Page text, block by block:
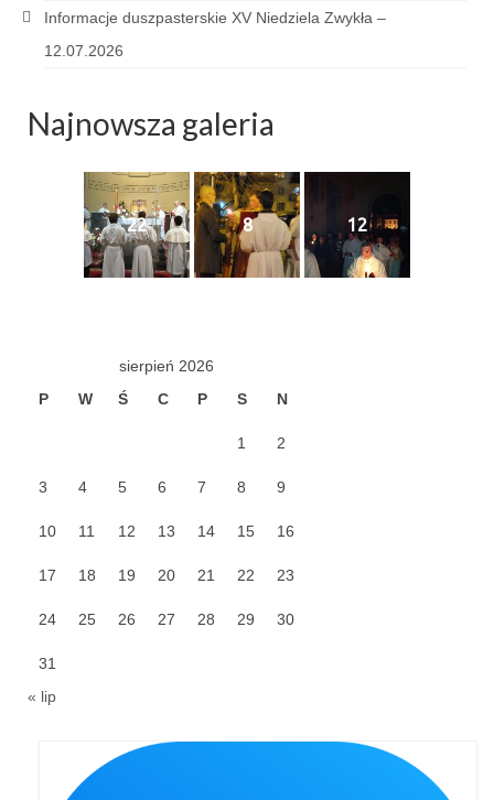
Wielki Czwartek 02.04.2026
Wielki Piątek 03.04.2026
Godzina Miłosierdzia 12.04.2026
Galerie 2025
Pożegnanie Ks. Mateusza 29.06.2025
Zakończenie Oktawy Bożego Ciała
Niedziela Palmowa 24.03.2024
Wigilia Paschalna 30.03.2024
Odpust 2024
Galerie 2023
Bierzmowanie 27.11.2023
Odpust 2023
Galerie 2022
Informacje duszpasterskie XV Niedziela Zwykła –
12.07.2026
Najnowsza galeria
22 8 12
sierpień 2026
P
W Ś C P S N
1 2
3 4 5 6 7 8 9
10 11 12 13 14 15 16
17 18 19 20 21 22 23
24 25 26 27 28 29 30
31
« lip